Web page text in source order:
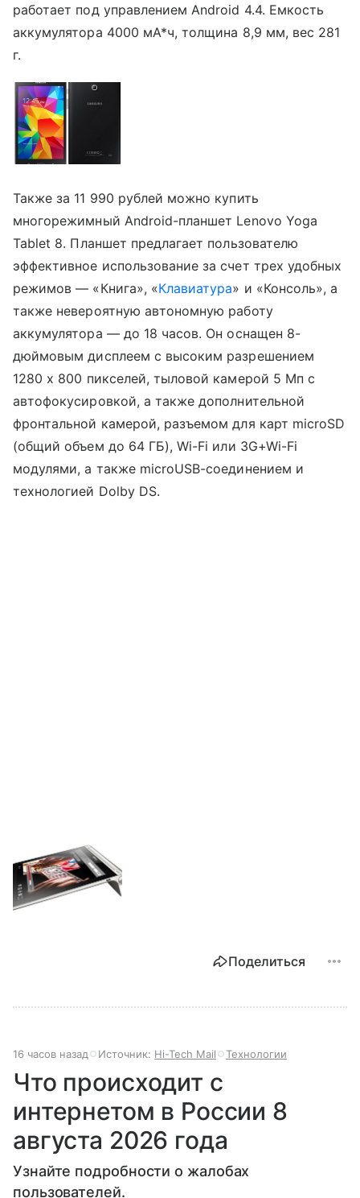
работает под управлением Android 4.4. Емкость
аккумулятора 4000 мА*ч, толщина 8,9 мм, вес 281
г.
Также за 11 990 рублей можно купить
многорежимный Android-планшет Lenovo Yoga
Tablet 8. Планшет предлагает пользователю
эффективное использование за счет трех удобных
режимов — «Книга», «Клавиатура» и «Консоль», а
также невероятную автономную работу
аккумулятора — до 18 часов. Он оснащен 8-
дюймовым дисплеем с высоким разрешением
1280 x 800 пикселей, тыловой камерой 5 Мп с
автофокусировкой, а также дополнительной
фронтальной камерой, разъемом для карт microSD
(общий объем до 64 ГБ), Wi-Fi или 3G+Wi-Fi
модулями, а также microUSB-соединением и
технологией Dolby DS.
Поделиться
16 часов назад Источник: Hi-Tech Mail Технологии
Что происходит с
интернетом в России 8
августа 2026 года
Узнайте подробности о жалобах
пользователей.